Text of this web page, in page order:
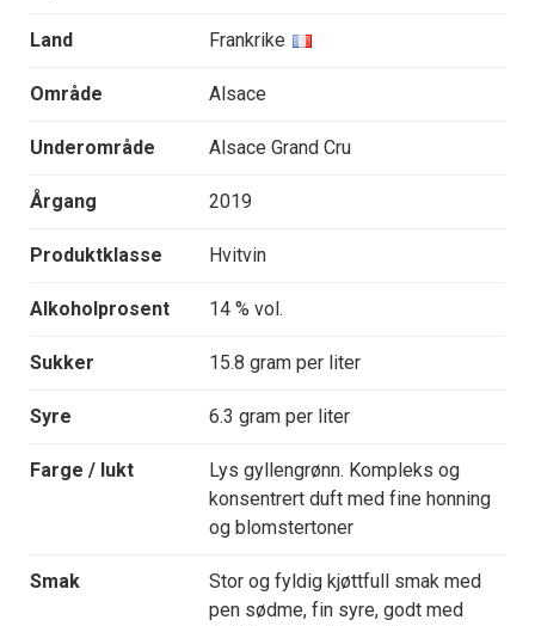
Land Frankrike
Område Alsace
Underområde Alsace Grand Cru
Årgang 2019
Produktklasse Hvitvin
Alkoholprosent 14 % vol.
Sukker 15.8 gram per liter
Syre 6.3 gram per liter
Farge / lukt
Lys gyllengrønn. Kompleks og
konsentrert duft med fine honning
og blomstertoner
Smak
Stor og fyldig kjøttfull smak med
pen sødme, fin syre, godt med